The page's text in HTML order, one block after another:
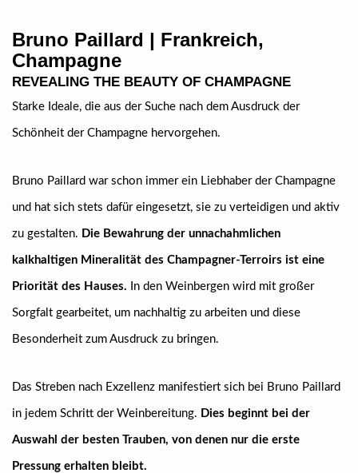
Bruno Paillard | Frankreich,
Champagne
REVEALING THE BEAUTY OF CHAMPAGNE
Starke Ideale, die aus der Suche nach dem Ausdruck der
Schönheit der Champagne hervorgehen.
Bruno Paillard war schon immer ein Liebhaber der Champagne
und hat sich stets dafür eingesetzt, sie zu verteidigen und aktiv
zu gestalten. Die Bewahrung der unnachahmlichen
kalkhaltigen Mineralität des Champagner-Terroirs ist eine
Priorität des Hauses. In den Weinbergen wird mit großer
Sorgfalt gearbeitet, um nachhaltig zu arbeiten und diese
Besonderheit zum Ausdruck zu bringen.
Das Streben nach Exzellenz manifestiert sich bei Bruno Paillard
in jedem Schritt der Weinbereitung. Dies beginnt bei der
Auswahl der besten Trauben, von denen nur die erste
Pressung erhalten bleibt.